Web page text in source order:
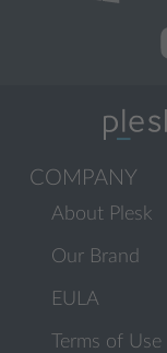
COMPANY
About Plesk
Our Brand
EULA
Terms of Use